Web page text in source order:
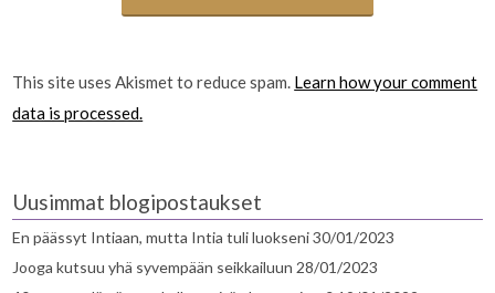
This site uses Akismet to reduce spam. Learn how your comment
data is processed.
Uusimmat blogipostaukset
En päässyt Intiaan, mutta Intia tuli luokseni30/01/2023
Jooga kutsuu yhä syvempään seikkailuun 28/01/2023